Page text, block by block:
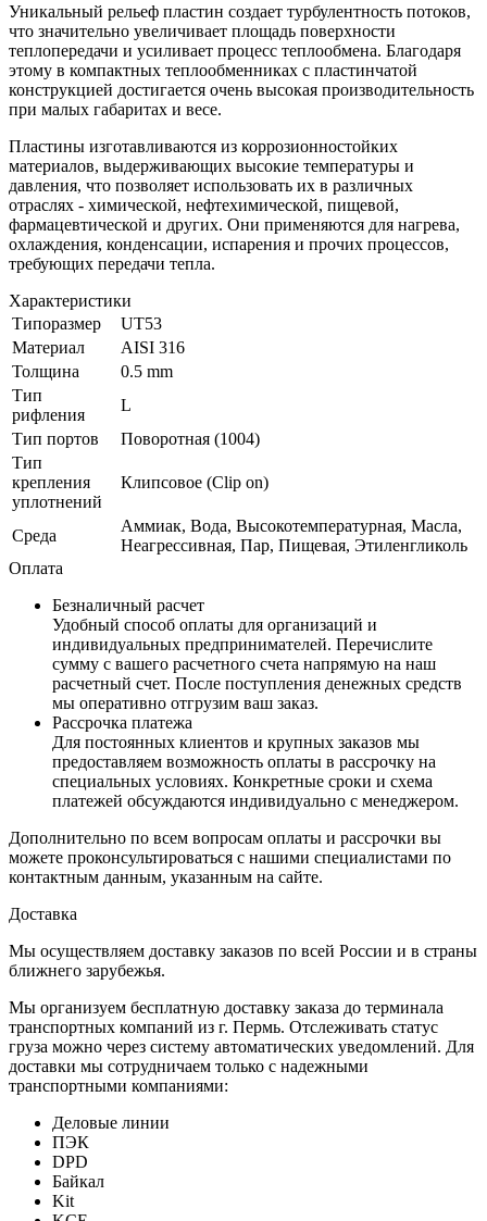
Уникальный рельеф пластин создает турбулентность потоков,
что значительно увеличивает площадь поверхности
теплопередачи и усиливает процесс теплообмена. Благодаря
этому в компактных теплообменниках с пластинчатой
конструкцией достигается очень высокая производительность
при малых габаритах и весе.
Пластины изготавливаются из коррозионностойких
материалов, выдерживающих высокие температуры и
давления, что позволяет использовать их в различных
отраслях - химической, нефтехимической, пищевой,
фармацевтической и других. Они применяются для нагрева,
охлаждения, конденсации, испарения и прочих процессов,
требующих передачи тепла.
Характеристики
Типоразмер
UT53
Материал
AISI 316
Толщина
0.5 mm
Тип
рифления
L
Тип портов
Поворотная (1004)
Тип
крепления
уплотнений
Клипсовое (Clip on)
Среда
Аммиак, Вода, Высокотемпературная, Масла,
Неагрессивная, Пар, Пищевая, Этиленгликоль
Оплата
Безналичный расчет
Удобный способ оплаты для организаций и
индивидуальных предпринимателей. Перечислите
сумму с вашего расчетного счета напрямую на наш
расчетный счет. После поступления денежных средств
мы оперативно отгрузим ваш заказ.
Рассрочка платежа
Для постоянных клиентов и крупных заказов мы
предоставляем возможность оплаты в рассрочку на
специальных условиях. Конкретные сроки и схема
платежей обсуждаются индивидуально с менеджером.
Дополнительно по всем вопросам оплаты и рассрочки вы
можете проконсультироваться с нашими специалистами по
контактным данным, указанным на сайте.
Доставка
Мы осуществляем доставку заказов по всей России и в страны
ближнего зарубежья.
Мы организуем бесплатную доставку заказа до терминала
транспортных компаний из г. Пермь. Отслеживать статус
груза можно через систему автоматических уведомлений. Для
доставки мы сотрудничаем только с надежными
транспортными компаниями:
Деловые линии
ПЭК
DPD
Байкал
Kit